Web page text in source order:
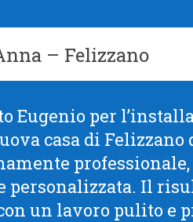
– Felizzano
Eugenio per
casa di Felizzano
personalizzata. Il
un lavoro pulito e